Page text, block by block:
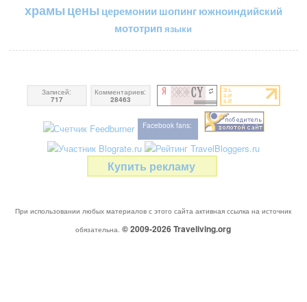
храмы цены церемонии шопингюжноиндийский
мототрип языки
Записей:
717
Комментариев:
28463
Facebook fans:
Купить рекламу
При использовании любых материалов с этого сайта активная ссылка на источник
обязательна. © 2009-2026Traveliving.org